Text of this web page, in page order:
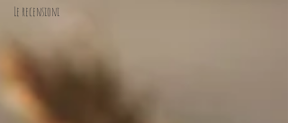
Le recensioni